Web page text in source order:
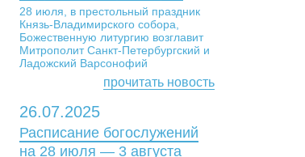
28 июля, в престольный праздник
Князь-Владимирского собора,
Божественную литургию возглавит
Митрополит Санкт-Петербургский и
Ладожский Варсонофий
прочитать новость
26.07.2025
Расписание богослужений
на 28 июля — 3 августа